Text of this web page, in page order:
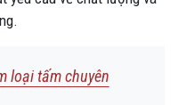
loại tấm chuyên